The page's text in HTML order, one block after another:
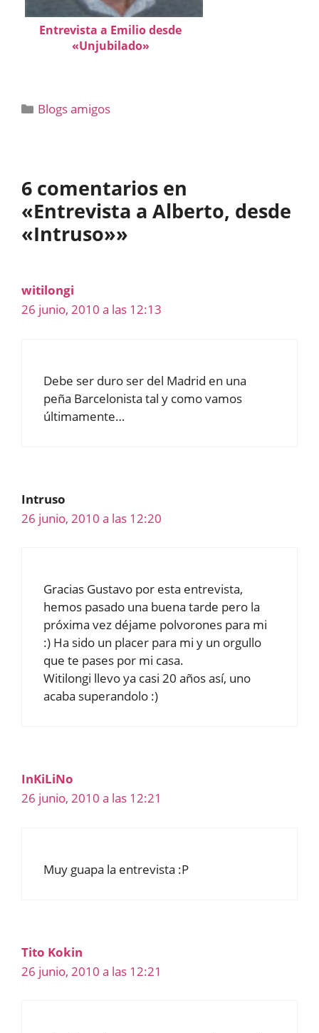
Entrevista a Emilio desde
«Unjubilado»
Categorías
Blogs amigos
6 comentarios en
«Entrevista a Alberto, desde
«Intruso»»
witilongi
26 junio, 2010 a las 12:13
Debe ser duro ser del Madrid en una
peña Barcelonista tal y como vamos
últimamente…
Intruso
26 junio, 2010 a las 12:20
Gracias Gustavo por esta entrevista,
hemos pasado una buena tarde pero la
próxima vez déjame polvorones para mi
:) Ha sido un placer para mi y un orgullo
que te pases por mi casa.
Witilongi llevo ya casi 20 años así, uno
acaba superandolo :)
InKiLiNo
26 junio, 2010 a las 12:21
Muy guapa la entrevista :P
Tito Kokin
26 junio, 2010 a las 12:21